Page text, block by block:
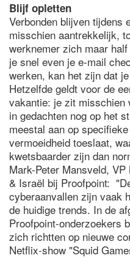
Blijf opletten
Verbonden blijven tijdens
misschien aantrekkelijk,
werknemer zich maar
je snel even je e-mail
werken, kan het zijn dat
Hetzelfde geldt voor de
vakantie: je zit misschien
in gedachten nog op het
meestal aan op
vermoeidheid toeslaat,
kwetsbaarder zijn dan
Mark-Peter Mansveld,
& Israël bij Proofpoint:
cyberaanvallen zijn vaak
de huidige trends. In de
Proofpoint-onderzoekers
zich richtten op nieuwe
Netflix-show "Squid